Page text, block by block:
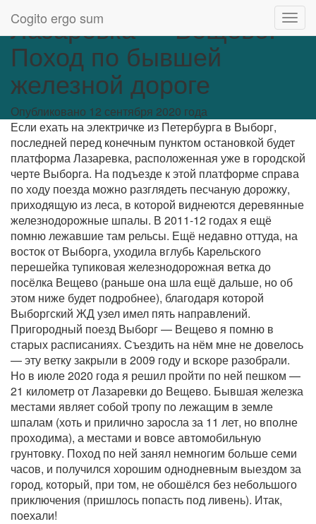
T
o
v
i
g
t
o
Cogito ergo sum
Лазаревка — Вещево.
Поход по бывшей
железной дороге
Опубликовано 12 сентября 2020 года
Если ехать на электричке из Петербурга в Выборг,
последней перед конечным пунктом остановкой будет
платформа Лазаревка, расположенная уже в городской
черте Выборга. На подъезде к этой платформе справа
по ходу поезда можно разглядеть песчаную дорожку,
приходящую из леса, в которой виднеются деревянные
железнодорожные шпалы. В 2011-12 годах я ещё
помню лежавшие там рельсы. Ещё недавно оттуда, на
восток от Выборга, уходила вглубь Карельского
перешейка тупиковая железнодорожная ветка до
посёлка Вещево (раньше она шла ещё дальше, но об
этом ниже будет подробнее), благодаря которой
Выборгский ЖД узел имел пять направлений.
Пригородный поезд Выборг — Вещево я помню в
старых расписаниях. Съездить на нём мне не довелось
— эту ветку закрыли в 2009 году и вскоре разобрали.
Но в июле 2020 года я решил пройти по ней пешком —
21 километр от Лазаревки до Вещево. Бывшая железка
местами являет собой тропу по лежащим в земле
шпалам (хоть и прилично заросла за 11 лет, но вполне
проходима), а местами и вовсе автомобильную
грунтовку. Поход по ней занял немногим больше семи
часов, и получился хорошим однодневным выездом за
город, который, при том, не обошёлся без небольшого
приключения (пришлось попасть под ливень). Итак,
поехали!